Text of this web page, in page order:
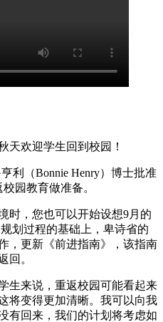
天欢迎学生回到校园！
利（B​​onnie Henry）博士批准
园教育做准备。
时，您也可以开始设想9月的
划过程的基础上，卑诗省的
，更新《前进指南》，该指南
回。
生来说，重返校园可能看起来
将变得更加清晰。我可以向我
有回来，我们的计划将考虑如